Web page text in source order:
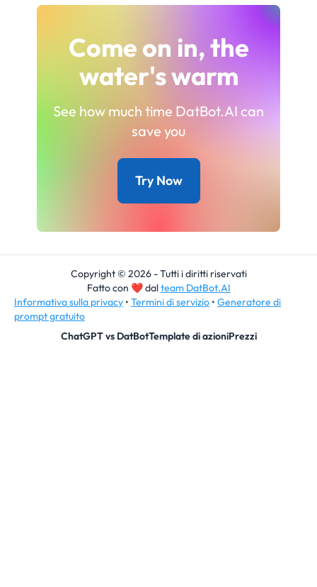
Come on in, the
water's warm
See how much time DatBot.AI can
save you
Try Now
Copyright © 2026 - Tutti i diritti riservati
Fatto con ❤dalteam DatBot.AI
Informativa sulla privacy • Termini di servizio • Generatore di
prompt gratuito
ChatGPT vs DatBotTemplate di azioniPrezzi